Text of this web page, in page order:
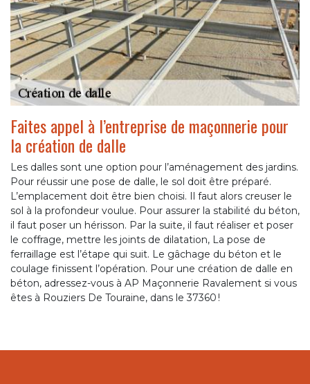
Faites appel à l’entreprise de maçonnerie pour
la création de dalle
Les dalles sont une option pour l’aménagement des jardins.
Pour réussir une pose de dalle, le sol doit être préparé.
L’emplacement doit être bien choisi. Il faut alors creuser le
sol à la profondeur voulue. Pour assurer la stabilité du béton,
il faut poser un hérisson. Par la suite, il faut réaliser et poser
le coffrage, mettre les joints de dilatation, La pose de
ferraillage est l’étape qui suit. Le gâchage du béton et le
coulage finissent l’opération. Pour une création de dalle en
béton, adressez-vous à AP Maçonnerie Ravalement si vous
êtes à Rouziers De Touraine, dans le 37360 !